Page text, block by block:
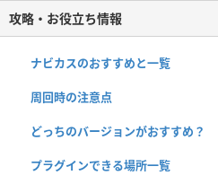
攻略・お役立ち情報
ナビカスのおすすめと一覧
周回時の注意点
どっちのバージョンがおすすめ？
プラグインできる場所一覧